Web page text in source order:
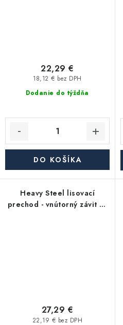
Dodanie do týždňa
18,12 € bez DPH
22,29 €
DO KOŠÍKA
Heavy Steel lisovací
prechod - vnútorný závit FF
22,19 € bez DPH
27,29 €